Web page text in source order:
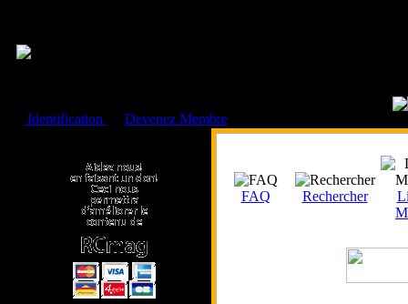
Identification
Devenez Membre
FAQ Rechercher